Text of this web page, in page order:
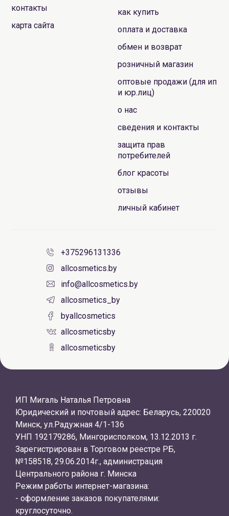
контакты
карта сайта
как купить
оплата и доставка
обмен и возврат
розничный магазин
оптовые продажи (для ип
и юр.лиц)
о нас
сведения и контакты
защита прав
потребителей
блог красоты
отзывы
личный кабинет
+375296131336
allcosmetics.by
info@allcosmetics.by
allcosmetics_by
byallcosmetics
allcosmeticsby
allcosmeticsby
ИП Мигаль Наталья Петровна
Юридический и почтовый адрес: Беларусь, 220020
Минск, ул.Радужная 4/1-136
УНП 192179286, Мингорисполком, 13.12.2013 г.
Зарегистрирован в Торговом реестре РБ,
№158518, 29.06.2014г., администрация
Центрального района г. Минска
Режим работы интернет-магазина:
- оформление заказов покупателями:
круглосуточно.